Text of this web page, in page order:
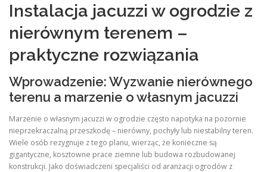
Instalacja jacuzzi w ogrodzie z
nierównym terenem –
praktyczne rozwiązania
Wprowadzenie: Wyzwanie nierównego
terenu a marzenie o własnym jacuzzi
Marzenie o własnym jacuzzi w ogrodzie często napotyka na pozornie
nieprzekraczalną przeszkodę – nierówny, pochyły lub niestabilny teren.
Wiele osób rezygnuje z tego planu, wierząc, że konieczne są
gigantyczne, kosztowne prace ziemne lub budowa rozbudowanej
konstrukcji. Jako doświadczeni specjaliści od aranżacji ogrodów z